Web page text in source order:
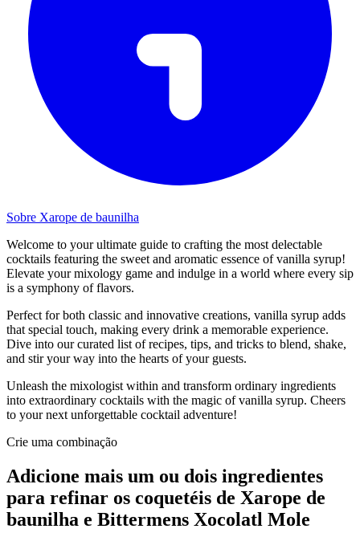
Sobre Xarope de baunilha
Welcome to your ultimate guide to crafting the most delectable
cocktails featuring the sweet and aromatic essence of vanilla syrup!
Elevate your mixology game and indulge in a world where every sip
is a symphony of flavors.
Perfect for both classic and innovative creations, vanilla syrup adds
that special touch, making every drink a memorable experience.
Dive into our curated list of recipes, tips, and tricks to blend, shake,
and stir your way into the hearts of your guests.
Unleash the mixologist within and transform ordinary ingredients
into extraordinary cocktails with the magic of vanilla syrup. Cheers
to your next unforgettable cocktail adventure!
Crie uma combinação
Adicione mais um ou dois ingredientes
para refinar os coquetéis de Xarope de
baunilha e Bittermens Xocolatl Mole